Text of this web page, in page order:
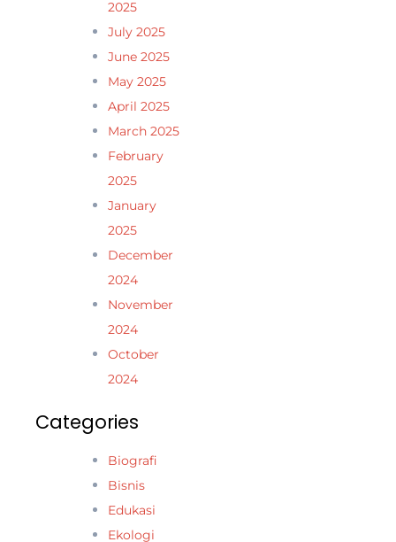
2025
July 2025
June 2025
May 2025
April 2025
March 2025
February
2025
January
2025
December
2024
November
2024
October
2024
Categories
Biografi
Bisnis
Edukasi
Ekologi